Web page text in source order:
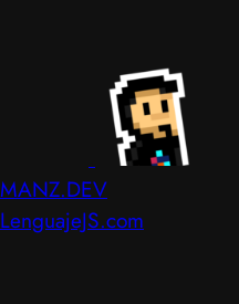
MANZ.DEV
LenguajeJS.com